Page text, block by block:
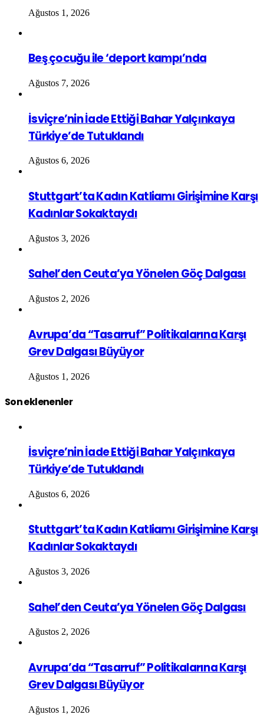
Ağustos 1, 2026
Beş çocuğu ile ‘deport kampı’nda
Ağustos 7, 2026
İsviçre’nin İade Ettiği Bahar Yalçınkaya
Türkiye’de Tutuklandı
Ağustos 6, 2026
Stuttgart’ta Kadın Katliamı Girişimine Karşı
Kadınlar Sokaktaydı
Ağustos 3, 2026
Sahel’den Ceuta’ya Yönelen Göç Dalgası
Ağustos 2, 2026
Avrupa’da “Tasarruf” Politikalarına Karşı
Grev Dalgası Büyüyor
Ağustos 1, 2026
Son eklenenler
İsviçre’nin İade Ettiği Bahar Yalçınkaya
Türkiye’de Tutuklandı
Ağustos 6, 2026
Stuttgart’ta Kadın Katliamı Girişimine Karşı
Kadınlar Sokaktaydı
Ağustos 3, 2026
Sahel’den Ceuta’ya Yönelen Göç Dalgası
Ağustos 2, 2026
Avrupa’da “Tasarruf” Politikalarına Karşı
Grev Dalgası Büyüyor
Ağustos 1, 2026